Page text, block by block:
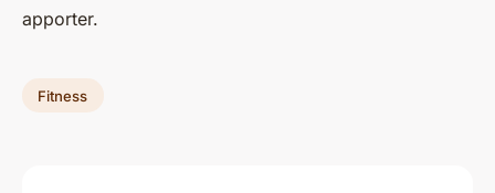
apporter.
Fitness